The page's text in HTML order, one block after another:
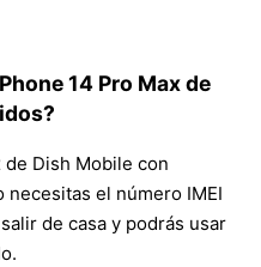
14 Pro Max de
Dish Mobile con
el número IMEI
de casa y podrás usar